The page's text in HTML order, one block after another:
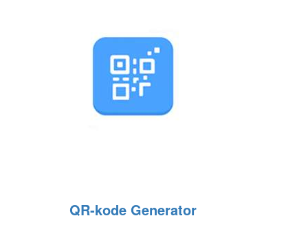
QR‑kode Generator